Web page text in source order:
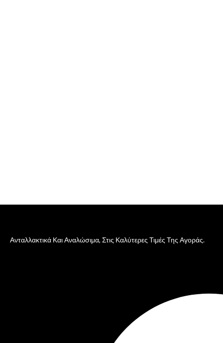
Ανταλλακτικά Και Αναλώσιμα, Στις Καλύτερες Τιμές Της Αγοράς.